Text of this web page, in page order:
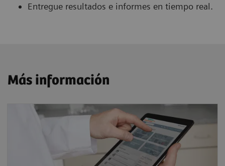
Entregue resultados e informes en tiempo real.
Más información